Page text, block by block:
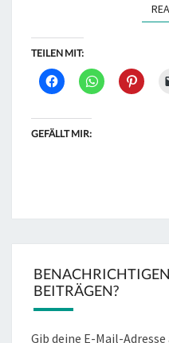
TEILEN MIT:
GEFÄLLT MIR:
BEITRÄGEN?
Gib deine E-Mail-